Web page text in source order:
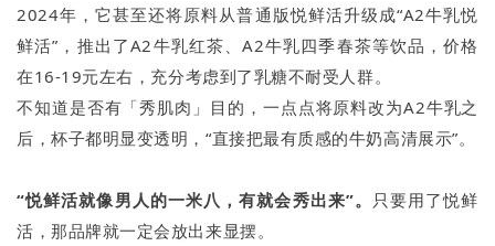
2024年，它甚至还将原料从普通版悦鲜活升级成“A2牛乳悦
鲜活”，推出了A2牛乳红茶、A2牛乳四季春茶等饮品，价格
在16-19元左右，充分考虑到了乳糖不耐受人群。
不知道是否有「秀肌肉」目的，一点点将原料改为A2牛乳之
后，杯子都明显变透明，“直接把最有质感的牛奶高清展示”。
“悦鲜活就像男人的一米八，有就会秀出来”。 只要用了悦鲜
活，那品牌就一定会放出来显摆。